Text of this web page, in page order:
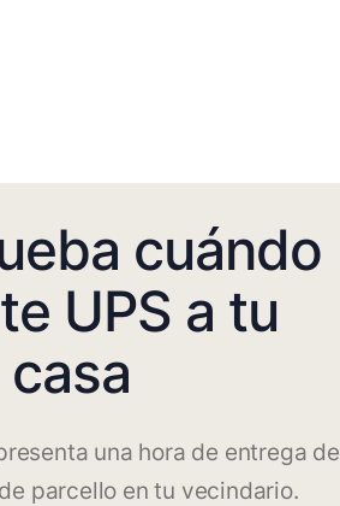
cuándo
UPS a tu
casa
una hora de entrega de
parcello en tu vecindario.